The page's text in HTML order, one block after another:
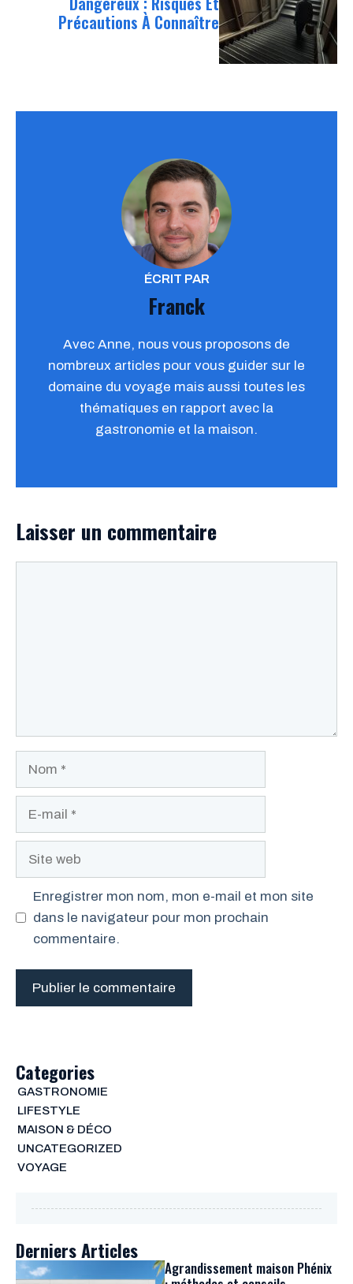
Précautions À Connaître
ÉCRIT PAR
Franck
Avec Anne, nous vous proposons de
nombreux articles pour vous guider sur le
domaine du voyage mais aussi toutes les
thématiques en rapport avec la
gastronomie et la maison.
Laisser un commentaire
Enregistrer mon nom, mon e-mail et mon site
dans le navigateur pour mon prochain
commentaire.
Categories
GASTRONOMIE
LIFESTYLE
MAISON & DÉCO
UNCATEGORIZED
VOYAGE
Derniers Articles
Agrandissement maison Phénix